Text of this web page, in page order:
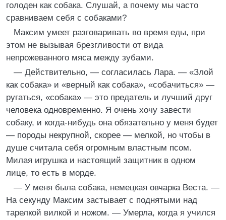
голоден как собака. Слушай, а почему мы часто
сравниваем себя с собаками?
Максим умеет разговаривать во время еды, при
этом не вызывая брезгливости от вида
непрожеванного мяса между зубами.
— Действительно, — согласилась Лара. — «Злой
как собака» и «верный как собака», «собачиться» —
ругаться, «собака» — это предатель и лучший друг
человека одновременно. Я очень хочу завести
собаку, и когда-нибудь она обязательно у меня будет
— породы некрупной, скорее — мелкой, но чтобы в
душе считала себя огромным властным псом.
Милая игрушка и настоящий защитник в одном
лице, то есть в морде.
— У меня была собака, немецкая овчарка Веста. —
На секунду Максим застывает с поднятыми над
тарелкой вилкой и ножом. — Умерла, когда я учился